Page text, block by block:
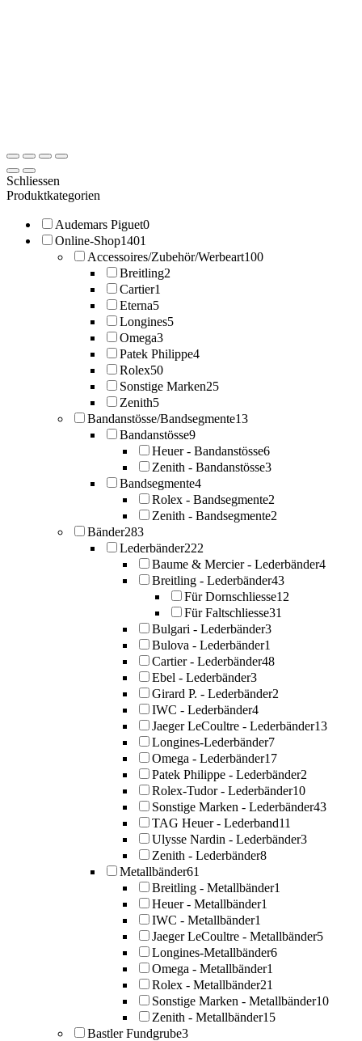
Schliessen
Produktkategorien
Audemars Piguet0
Online-Shop1401
Accessoires/Zubehör/Werbeart100
Breitling2
Cartier1
Eterna5
Longines5
Omega3
Patek Philippe4
Rolex50
Sonstige Marken25
Zenith5
Bandanstösse/Bandsegmente13
Bandanstösse9
Heuer - Bandanstösse6
Zenith - Bandanstösse3
Bandsegmente4
Rolex - Bandsegmente2
Zenith - Bandsegmente2
Bänder283
Lederbänder222
Baume & Mercier - Lederbänder4
Breitling - Lederbänder43
Für Dornschliesse12
Für Faltschliesse31
Bulgari - Lederbänder3
Bulova - Lederbänder1
Cartier - Lederbänder48
Ebel - Lederbänder3
Girard P. - Lederbänder2
IWC - Lederbänder4
Jaeger LeCoultre - Lederbänder13
Longines-Lederbänder7
Omega - Lederbänder17
Patek Philippe - Lederbänder2
Rolex-Tudor - Lederbänder10
Sonstige Marken - Lederbänder43
TAG Heuer - Lederband11
Ulysse Nardin - Lederbänder3
Zenith - Lederbänder8
Metallbänder61
Breitling - Metallbänder1
Heuer - Metallbänder1
IWC - Metallbänder1
Jaeger LeCoultre - Metallbänder5
Longines-Metallbänder6
Omega - Metallbänder1
Rolex - Metallbänder21
Sonstige Marken - Metallbänder10
Zenith - Metallbänder15
Bastler Fundgrube3